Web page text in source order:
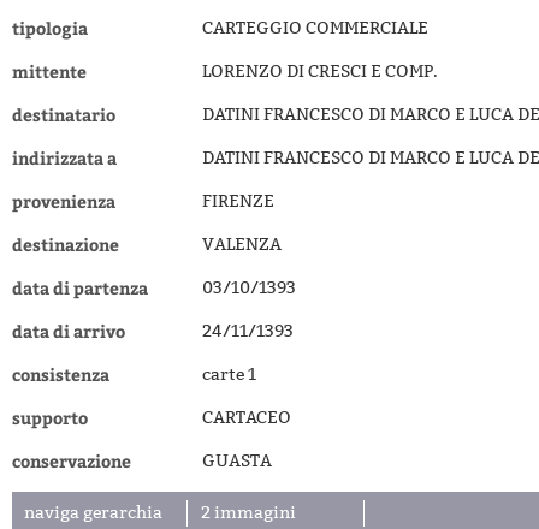
tipologia CARTEGGIO COMMERCIALE
mittente LORENZO DI CRESCI E COMP.
destinatario DATINI FRANCESCO DI MARCO E LUCA
indirizzata a DATINI FRANCESCO DI MARCO E LUCA
provenienza FIRENZE
destinazione VALENZA
data di partenza 03/10/1393
data di arrivo 24/11/1393
consistenza carte 1
supporto CARTACEO
conservazione GUASTA
naviga gerarchia 2 immagini